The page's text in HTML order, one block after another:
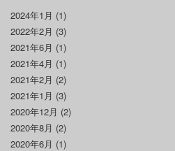
2024年1月 (1)
2022年2月 (3)
2021年6月 (1)
2021年4月 (1)
2021年2月 (2)
2021年1月 (3)
2020年12月 (2)
2020年8月 (2)
2020年6月 (1)